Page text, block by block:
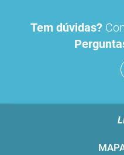
Tem dúvidas?